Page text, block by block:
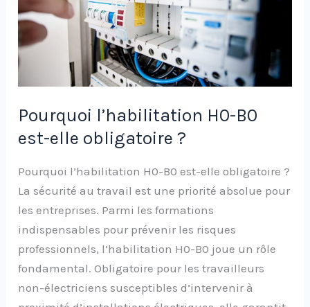
Pourquoi l’habilitation H0-B0
est-elle obligatoire ?
Pourquoi l’habilitation H0-B0 est-elle obligatoire ?
La sécurité au travail est une priorité absolue pour
les entreprises. Parmi les formations
indispensables pour prévenir les risques
professionnels, l’habilitation H0-B0 joue un rôle
fondamental. Obligatoire pour les travailleurs
non-électriciens susceptibles d’intervenir à
elle
obligatoire
?